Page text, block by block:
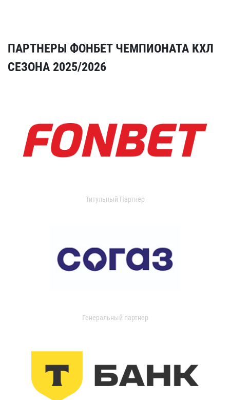
ПАРТНЕРЫ ФОНБЕТ ЧЕМПИОНАТА КХЛ
СЕЗОНА 2025/2026
Титульный Партнер
Генеральный партнер